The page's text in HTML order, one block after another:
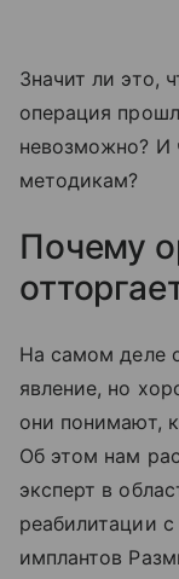
Значит ли это,
операция
невозможно? И
методикам?
Почему
На самом деле
явление, но
они понимают,
Об этом нам
эксперт в
реабилитации
имплантов